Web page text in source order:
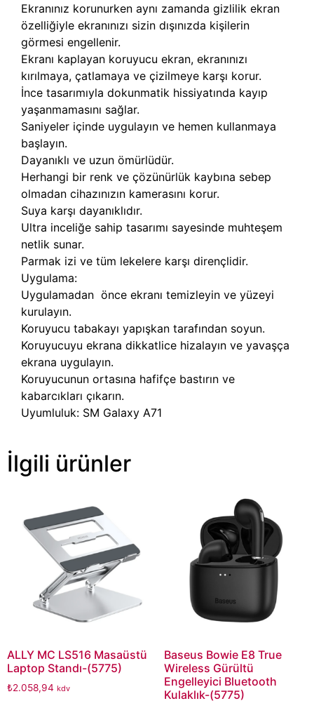
Ekranınız korunurken aynı zamanda gizlilik ekran
özelliğiyle ekranınızı sizin dışınızda kişilerin
görmesi engellenir.
Ekranı kaplayan koruyucu ekran, ekranınızı
kırılmaya, çatlamaya ve çizilmeye karşı korur.
İnce tasarımıyla dokunmatik hissiyatında kayıp
yaşanmamasını sağlar.
Saniyeler içinde uygulayın ve hemen kullanmaya
başlayın.
Dayanıklı ve uzun ömürlüdür.
Herhangi bir renk ve çözünürlük kaybına sebep
olmadan cihazınızın kamerasını korur.
Suya karşı dayanıklıdır.
Ultra inceliğe sahip tasarımı sayesinde muhteşem
netlik sunar.
Parmak izi ve tüm lekelere karşı dirençlidir.
Uygulama:
Uygulamadan önce ekranı temizleyin ve yüzeyi
kurulayın.
Koruyucu tabakayı yapışkan tarafından soyun.
Koruyucuyu ekrana dikkatlice hizalayın ve yavaşça
ekrana uygulayın.
Koruyucunun ortasına hafifçe bastırın ve
kabarcıkları çıkarın.
Uyumluluk: SM Galaxy A71
İlgili ürünler
ALLY MC LS516 Masaüstü
Laptop Standı-(5775)
₺2.058,94 kdv
Baseus Bowie E8 True
Wireless Gürültü
Engelleyici Bluetooth
Kulaklık-(5775)